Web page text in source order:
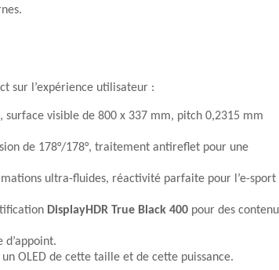
sur l’expérience utilisateur :
surface visible de 800 x 337 mm, pitch 0,2315 mm
de 178°/178°, traitement antireflet pour une
ultra-fluides, réactivité parfaite pour l’e-sport
DisplayHDR True Black 400 pour des
OLED de cette taille et de cette puissance.